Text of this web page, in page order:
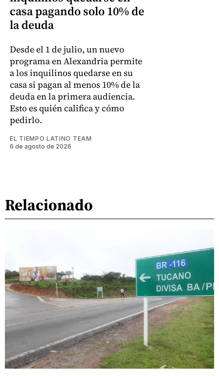
casa pagando solo 10% de
la deuda
Desde el 1 de julio, un nuevo
programa en Alexandria permite
a los inquilinos quedarse en su
casa si pagan al menos 10% de la
deuda en la primera audiencia.
Esto es quién califica y cómo
pedirlo.
EL TIEMPO LATINO TEAM
6 de agosto de 2026
Relacionado